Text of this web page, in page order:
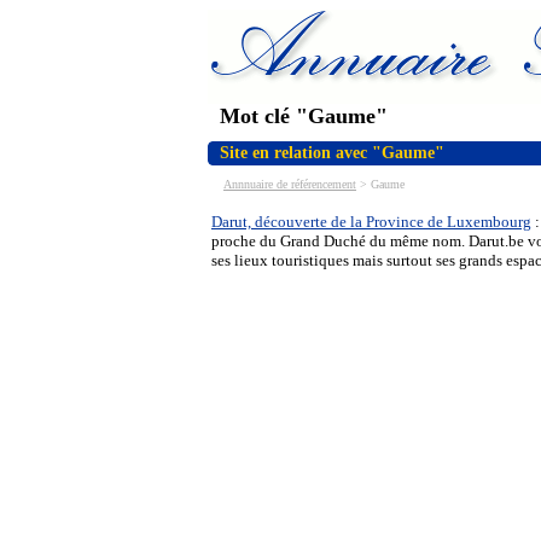
Mot clé "Gaume"
Site en relation avec "Gaume"
Annnuaire de référencement > Gaume
Darut, découverte de la Province de Luxembourg
proche du Grand Duché du même nom. Darut.be
ses lieux touristiques mais surtout ses grands